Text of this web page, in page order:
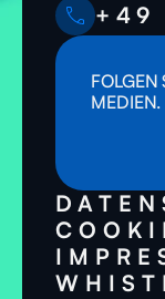
+49
FOLGEN
MEDIEN.